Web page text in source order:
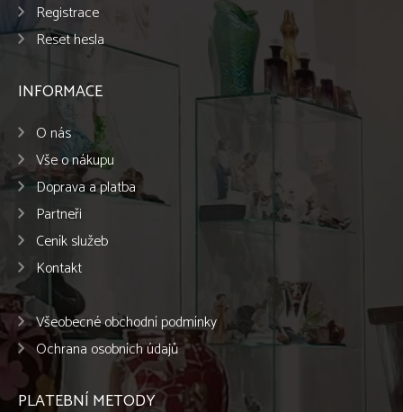
Registrace
Reset hesla
INFORMACE
O nás
Vše o nákupu
Doprava a platba
Partneři
Ceník služeb
Kontakt
Všeobecné obchodní podmínky
Ochrana osobních údajů
PLATEBNÍ METODY